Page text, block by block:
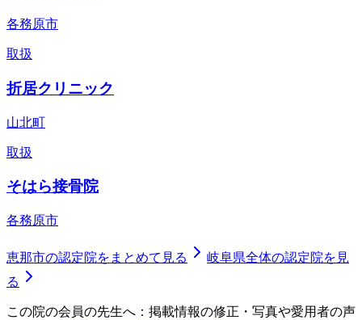
各務原市
取扱
折居クリニック
山北町
取扱
そはら接骨院
各務原市
恵那市の認定院をまとめて見る 岐阜県全体の認定院を見
る
この院の会員の先生へ：掲載情報の修正・写真や愛用者の声